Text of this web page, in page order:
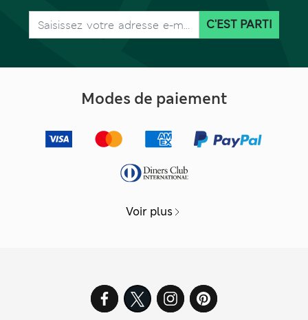
C'EST PARTI
Modes de paiement
Voir plus